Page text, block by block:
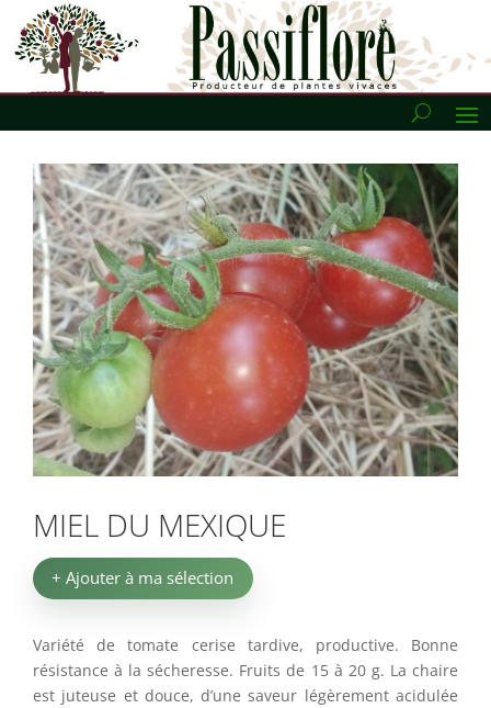
MIEL DU MEXIQUE
+ Ajouter à ma sélection
Variété de tomate cerise tardive, productive. Bonne
résistance à la sécheresse. Fruits de 15 à 20 g. La chaire
est juteuse et douce, d’une saveur légèrement acidulée